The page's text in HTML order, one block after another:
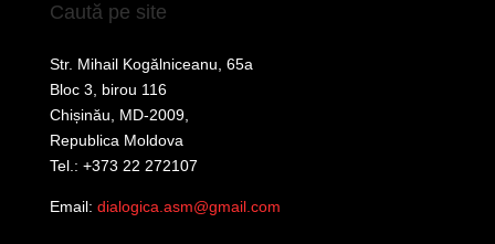
Caută pe site
Str. Mihail Kogălniceanu, 65a
Bloc 3, birou 116
Chișinău, MD-2009,
Republica Moldova
Tel.: +373 22 272107
Email: dialogica.asm@gmail.com